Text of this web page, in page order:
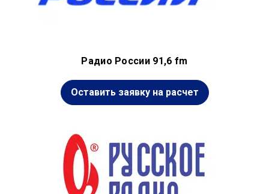
Радио России 91,6 fm
Оставить заявку на расчет